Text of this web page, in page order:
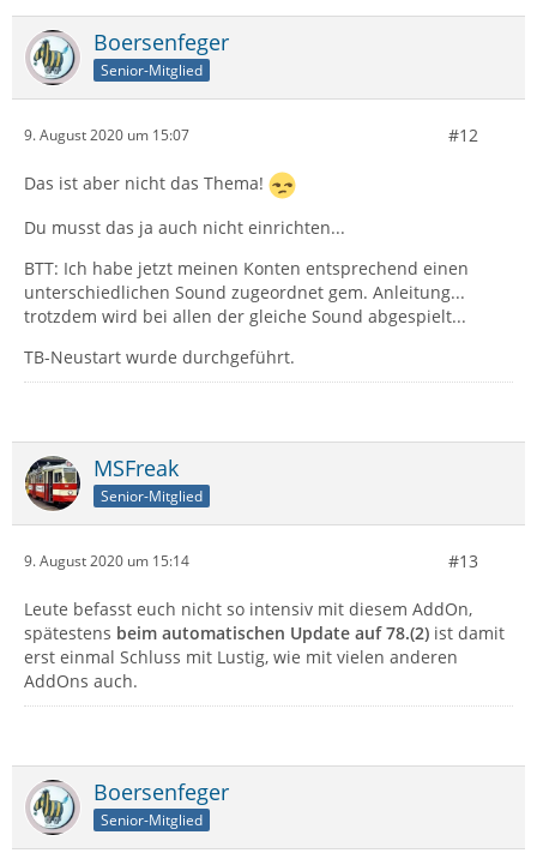
Boersenfeger
Senior-Mitglied
9. August 2020 um 15:07 #12
Das ist aber nicht das Thema!
Du musst das ja auch nicht einrichten...
BTT: Ich habe jetzt meinen Konten entsprechend einen
unterschiedlichen Sound zugeordnet gem. Anleitung...
trotzdem wird bei allen der gleiche Sound abgespielt...
TB-Neustart wurde durchgeführt.
MSFreak
Senior-Mitglied
9. August 2020 um 15:14 #13
Leute befasst euch nicht so intensiv mit diesem AddOn,
spätestens beim automatischen Update auf 78.(2) ist damit
erst einmal Schluss mit Lustig, wie mit vielen anderen
AddOns auch.
Boersenfeger
Senior-Mitglied